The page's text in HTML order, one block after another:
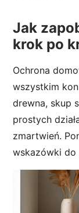
Jak
krok po
Ochrona
wszystkim
drewna, skup
prostych
zmartwień.
wskazówki do